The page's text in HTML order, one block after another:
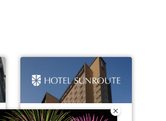
ビジネスからレジャーまで、